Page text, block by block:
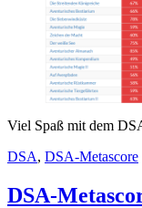
Viel Spaß mit dem
DSA, DSA-Metascore
DSA-